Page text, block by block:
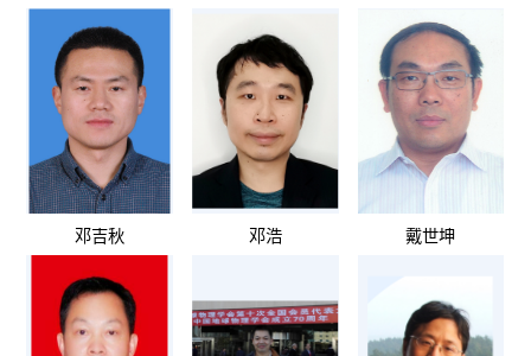
邓吉秋 邓浩 戴世坤